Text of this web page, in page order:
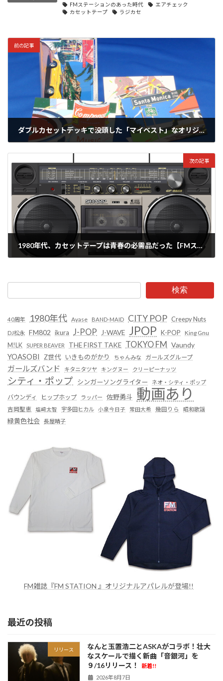
FMステーションのあった時代
エアチェック
カセットテープ
ラジカセ
前の記事
ダブルカセットデッキで没頭した「マイベスト」なオリジナルカセットテープ作り【FMステーションのあった時代】
次の記事
1980年代、カセットテープは青春の必需品だった【FMステーションのあった時代】
検索
40周年 1980年代 Ayase BAND-MAID CITY POP Creepy Nuts
DJ松永 FM802 ikura J-POP J-WAVE JPOP K-POP
King Gnu
M!LK
SUPER BEAVER THE FIRST TAKE TOKYO FM Vaundy
YOASOBI Z世代 いきものがかり ちゃんみな ガールズグループ
ガールズバンド キタニタツヤ キングヌー クリーピーナッツ
シティ・ポップ シンガーソングライター ネオ・シティ・ポップ
バウンディ ヒップホップ ラッパー 佐野勇斗 動画あり
吉岡聖恵 塩﨑太智 宇多田ヒカル 小泉今日子 常田大希 幾田りら 昭和歌謡
緑黄色社会 長屋晴子
FM雑誌『FM STATION 』オリジナルアパレルが登場!!
最近の投稿
リリース
なんと玉置浩二とASKAがコラボ！壮大
なスケールで描く新曲「音銀河」を
９/16リリース！
新着!!
2026年8月7日